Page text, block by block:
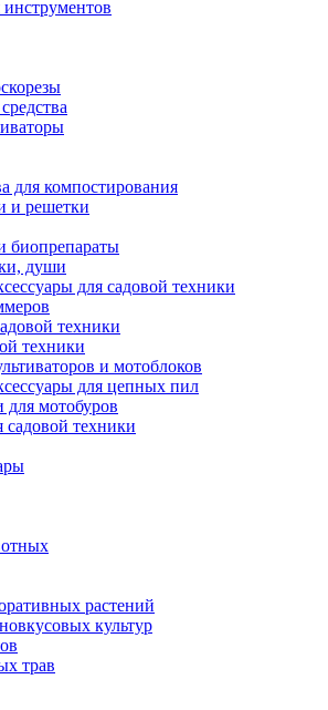
для компостирования
и решетки
биопрепараты
души
для садовой техники
техники
техники
и мотоблоков
для цепных пил
мотобуров
садовой техники
растений
культур
трав